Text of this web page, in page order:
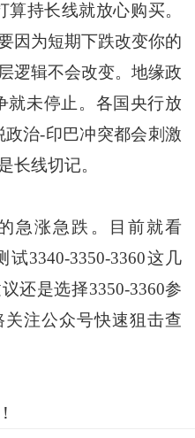
持长线就放心购买。
因为短期下跌改变你的
逻辑不会改变。地缘政
就未停止。各国央行放
治-印巴冲突都会刺激
长线切记。
涨急跌。目前就看
3340-3350-3360这几
还是选择3350-3360参
注公众号快速狙击查